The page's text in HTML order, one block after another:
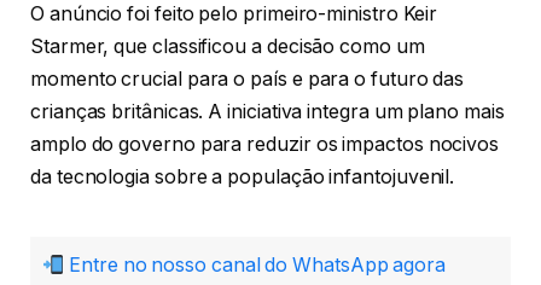
O anúncio foi feito pelo primeiro-ministro Keir
Starmer, que classificou a decisão como um
momento crucial para o país e para o futuro das
crianças britânicas. A iniciativa integra um plano mais
amplo do governo para reduzir os impactos nocivos
da tecnologia sobre a população infantojuvenil.
Entre no nosso canal do WhatsApp agora